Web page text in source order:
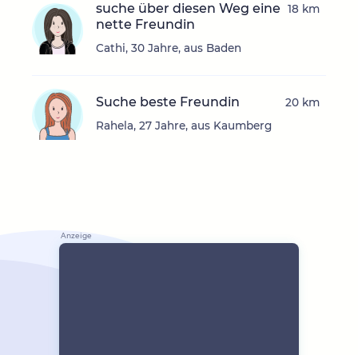
suche über diesen Weg eine
nette Freundin
Cathi, 30 Jahre, aus Baden
18 km
Suche beste Freundin
Rahela, 27 Jahre, aus Kaumberg
20 km